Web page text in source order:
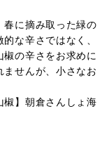
春に摘み取った緑の
な辛さではなく、
の辛さをお求めに
せんが、小さなお
椒】朝倉さんしょ海